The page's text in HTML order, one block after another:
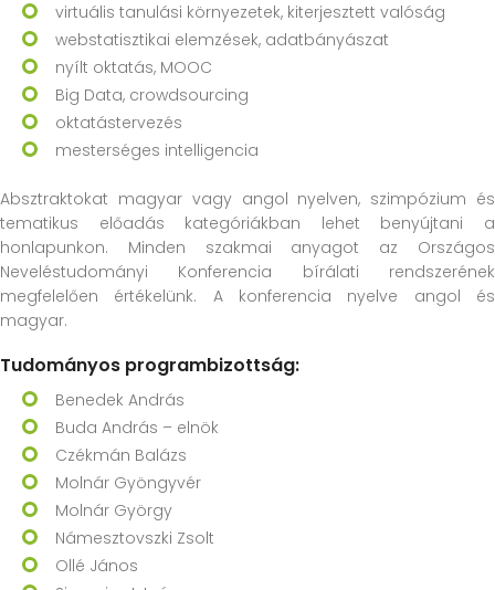
virtuális tanulási környezetek, kiterjesztett valóság
webstatisztikai elemzések, adatbányászat
nyílt oktatás, MOOC
Big Data, crowdsourcing
oktatástervezés
mesterséges intelligencia
Absztraktokat magyar vagy angol nyelven, szimpózium és
tematikus előadás kategóriákban lehet benyújtani a
honlapunkon. Minden szakmai anyagot az Országos
Neveléstudományi Konferencia bírálati rendszerének
megfelelően értékelünk. A konferencia nyelve angol és
magyar.
Tudományos programbizottság:
Benedek András
Buda András – elnök
Czékmán Balázs
Molnár Gyöngyvér
Molnár György
Námesztovszki Zsolt
Ollé János